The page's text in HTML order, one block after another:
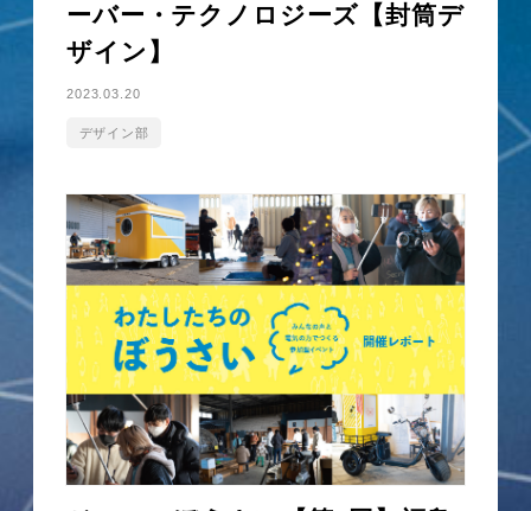
ーバー・テクノロジーズ【封筒デ
ザイン】
2023.03.20
デザイン部